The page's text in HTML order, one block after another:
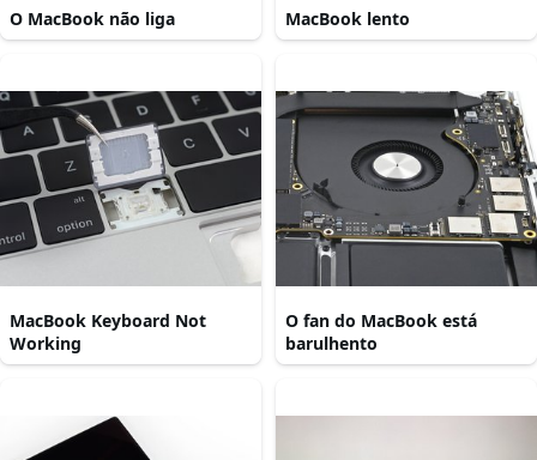
O MacBook não liga MacBook lento
MacBook Keyboard Not
Working
O fan do MacBook está
barulhento